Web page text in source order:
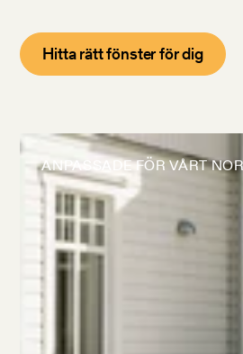
Hitta rätt fönster för dig
ANPASSADE FÖR VÅRT